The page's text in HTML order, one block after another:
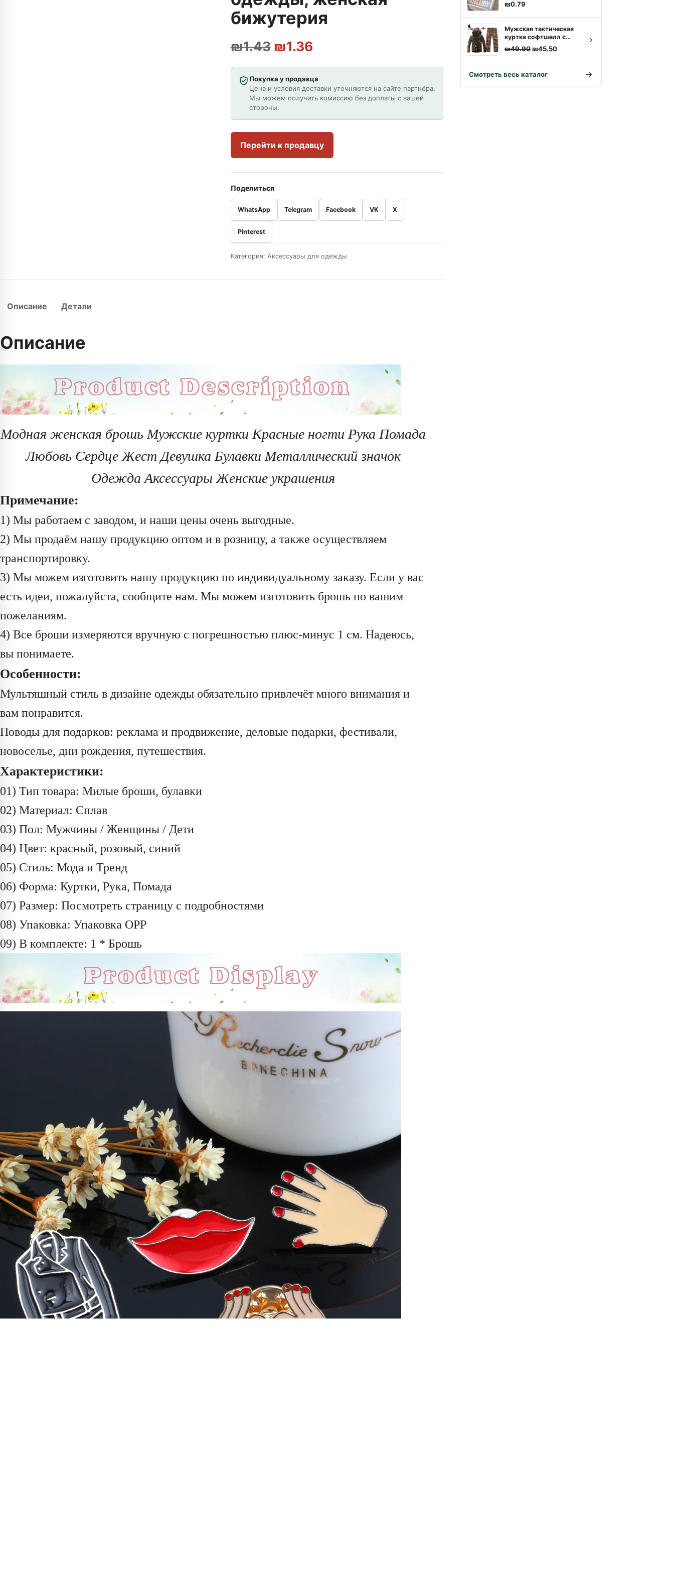
бижутерия
₪1.43 Первоначальная цена составляла ₪1.43.
₪1.36Текущая цена: ₪1.36.
Покупка у продавца
Цена и условия доставки уточняются на сайте партнёра.
Мы можем получить комиссию без доплаты с вашей
стороны.
Перейти к продавцу
Поделиться
WhatsApp Telegram Facebook VK X
Pinterest
Категория: Аксессуары для одежды
Описание Детали
Описание
Модная женская брошь Мужские куртки Красные ногти Рука Помада
Любовь Сердце Жест Девушка Булавки Металлический значок
Одежда Аксессуары Женские украшения
Примечание:
1) Мы работаем с заводом, и наши цены очень выгодные.
2) Мы продаём нашу продукцию оптом и в розницу, а также осуществляем
транспортировку.
3) Мы можем изготовить нашу продукцию по индивидуальному заказу. Если у вас
есть идеи, пожалуйста, сообщите нам. Мы можем изготовить брошь по вашим
пожеланиям.
4) Все броши измеряются вручную с погрешностью плюс-минус 1 см. Надеюсь,
вы понимаете.
Особенности:
Мультяшный стиль в дизайне одежды обязательно привлечёт много внимания и
вам понравится.
Поводы для подарков: реклама и продвижение, деловые подарки, фестивали,
новоселье, дни рождения, путешествия.
Характеристики:
01) Тип товара: Милые броши, булавки
02) Материал: Сплав
03) Пол: Мужчины / Женщины / Дети
04) Цвет: красный, розовый, синий
05) Стиль: Мода и Тренд
06) Форма: Куртки, Рука, Помада
07) Размер: Посмотреть страницу с подробностями
08) Упаковка: Упаковка OPP
09) В комплекте: 1 * Брошь
₪0.79
Мужская тактическая
куртка софтшелл с
камуфляжным принтом
— камуфляж для
активного отдыха
₪49.90 Первоначальная цена составляла
₪45.50Текущая цена: ₪45.50.
Смотреть весь каталог